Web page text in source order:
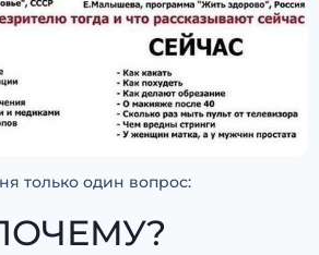
только один вопрос: